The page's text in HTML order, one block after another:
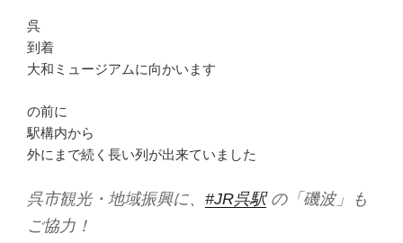
呉
到着
大和ミュージアムに向かいます
の前に
駅構内から
外にまで続く長い列が出来ていました
呉市観光・地域振興に、 #JR呉駅の「磯波」も
ご協力！